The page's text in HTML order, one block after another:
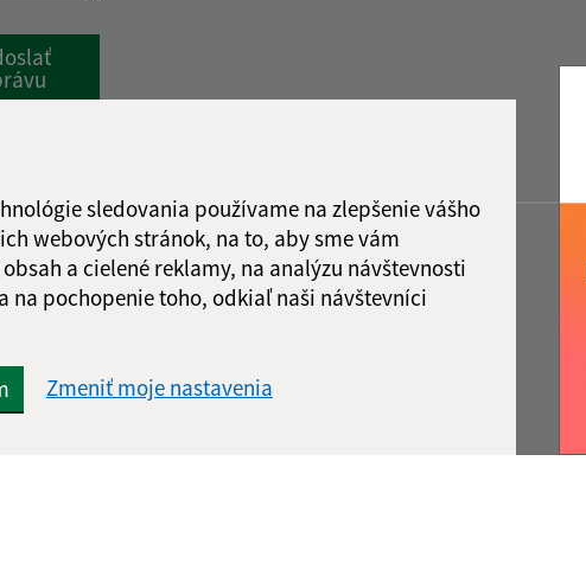
sledovania používame na zlepšenie vášho
webových stránok, na to, aby sme vám
a cielené reklamy, na analýzu návštevnosti
na pochopenie toho, odkiaľ naši návštevníci
Zmeniť moje nastavenia
Response